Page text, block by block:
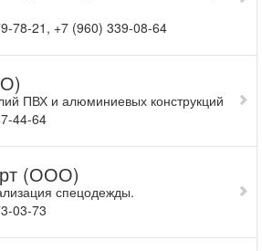
78-21, +7 (960) 339-08-64
ПВХ и алюминиевых конструкций
44-64
(ООО)
спецодежды.
03-73